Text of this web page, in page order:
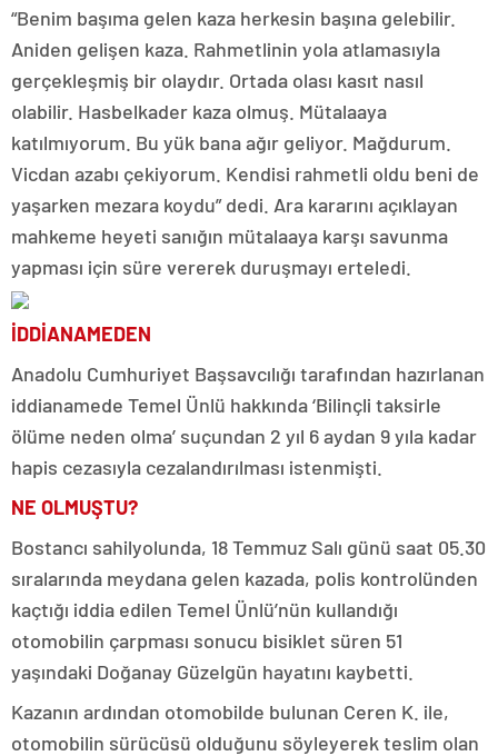
“Benim başıma gelen kaza herkesin başına gelebilir.
Aniden gelişen kaza. Rahmetlinin yola atlamasıyla
gerçekleşmiş bir olaydır. Ortada olası kasıt nasıl
olabilir. Hasbelkader kaza olmuş. Mütalaaya
katılmıyorum. Bu yük bana ağır geliyor. Mağdurum.
Vicdan azabı çekiyorum. Kendisi rahmetli oldu beni de
yaşarken mezara koydu” dedi. Ara kararını açıklayan
mahkeme heyeti sanığın mütalaaya karşı savunma
yapması için süre vererek duruşmayı erteledi.
İDDİANAMEDEN
Anadolu Cumhuriyet Başsavcılığı tarafından hazırlanan
iddianamede Temel Ünlü hakkında ‘Bilinçli taksirle
ölüme neden olma’ suçundan 2 yıl 6 aydan 9 yıla kadar
hapis cezasıyla cezalandırılması istenmişti.
NE OLMUŞTU?
Bostancı sahilyolunda, 18 Temmuz Salı günü saat 05.30
sıralarında meydana gelen kazada, polis kontrolünden
kaçtığı iddia edilen Temel Ünlü’nün kullandığı
otomobilin çarpması sonucu bisiklet süren 51
yaşındaki Doğanay Güzelgün hayatını kaybetti.
Kazanın ardından otomobilde bulunan Ceren K. ile,
otomobilin sürücüsü olduğunu söyleyerek teslim olan